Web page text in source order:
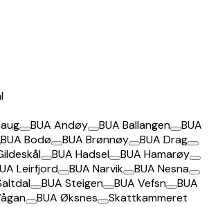
BUA Andøy BUA Ballangen
BUA
BUA Bodø BUA Brønnøy
BUA Drag
BUA Hadsel
BUA Hamarøy
Leirfjord BUA Narvik
BUA Nesna
BUA Steigen BUA Vefsn
BUA
BUA Øksnes
Skattkammeret